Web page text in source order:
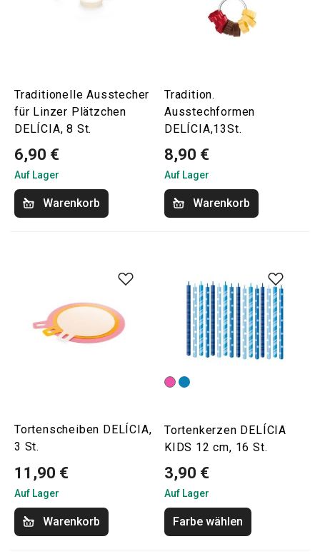
Traditionelle Ausstecher
für Linzer Plätzchen
DELÍCIA, 8 St.
6,90 €
Auf Lager
Warenkorb
Tradition.
Ausstechformen
DELÍCIA,13St.
8,90 €
Auf Lager
Warenkorb
Tortenscheiben DELÍCIA,
3 St.
11,90 €
Auf Lager
Warenkorb
Tortenkerzen DELÍCIA
KIDS 12 cm, 16 St.
3,90 €
Auf Lager
Farbe wählen